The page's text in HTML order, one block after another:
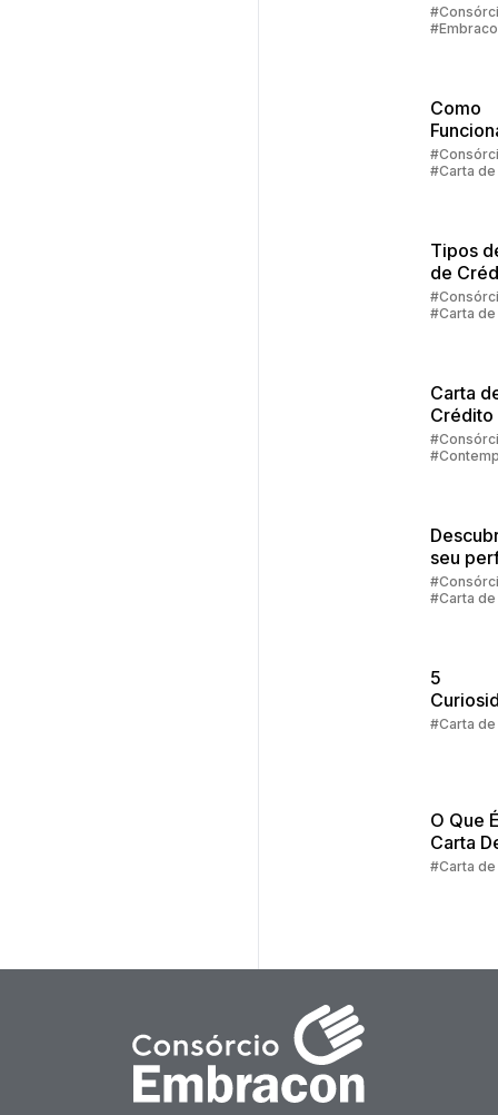
Federal:
grupos
Como
Carta
Crédito
#Carta
Tipos
de
#Carta
Carta
Crédito
seu
#Carta
5
Sobre
#Carta
O Que
Carta
Crédito
#Carta